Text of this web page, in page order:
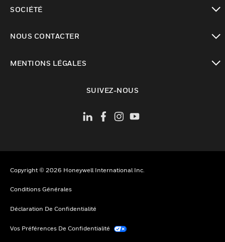
SOCIÉTÉ
NOUS CONTACTER
MENTIONS LÉGALES
SUIVEZ-NOUS
Copyright © 2026 Honeywell International Inc.
Conditions Générales
Déclaration De Confidentialité
Vos Préférences De Confidentialité